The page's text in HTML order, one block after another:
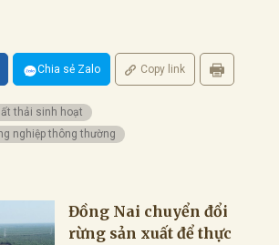
Chia sẻ Zalo Copy link
thải sinh hoạt
nghiệp thông thường
Đồng Nai chuyển đổi
rừng sản xuất để thực